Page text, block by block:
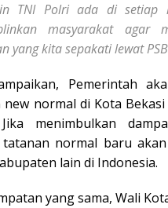
TNI Polri ada di setiap
masyarakat agar
yang kita sepakati lewat
Pemerintah
new normal di Kota
Jika menimbulkan
normal baru
lain di Indonesia.
yang sama, Wali